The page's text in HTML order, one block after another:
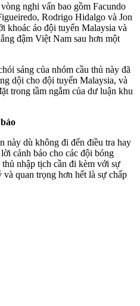
nghi vấn bao gồm Facundo
Rodrigo Hidalgo và Jon
khoác áo đội tuyển Malaysia và
đậm Việt Nam sau hơn một
sáng của nhóm cầu thủ này đã
dội cho đội tuyển Malaysia, và
trong tầm ngắm của dư luận khu
này dù không đi đến điều tra hay
cảnh báo cho các đội bóng
nhập tịch cần đi kèm với sự
quan trọng hơn hết là sự chấp